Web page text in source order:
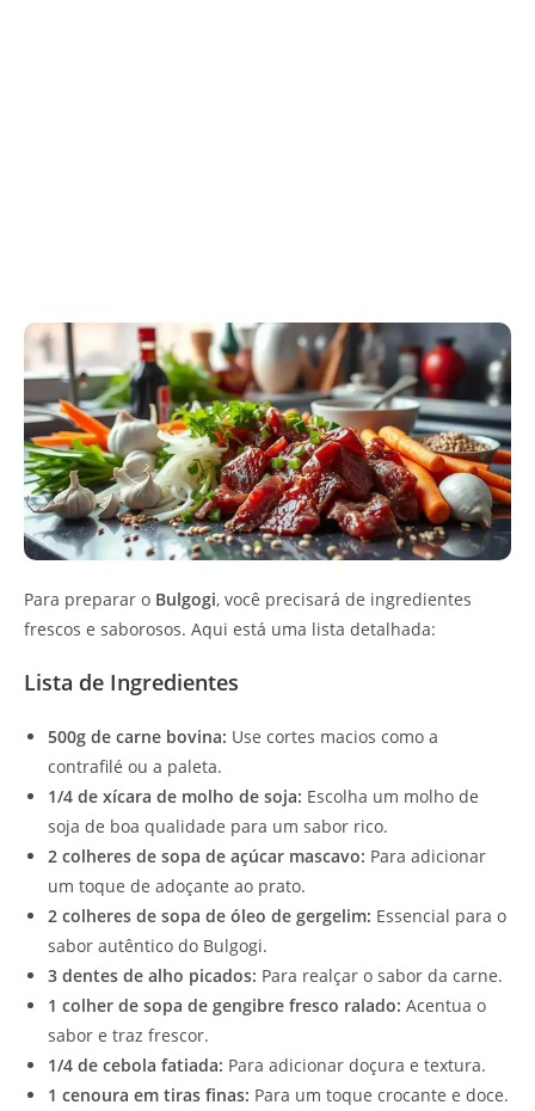
Para preparar o Bulgogi, você precisará de ingredientes
frescos e saborosos. Aqui está uma lista detalhada:
Lista de Ingredientes
500g de carne bovina: Use cortes macios como a
contrafilé ou a paleta.
1/4 de xícara de molho de soja: Escolha um molho de
soja de boa qualidade para um sabor rico.
2 colheres de sopa de açúcar mascavo: Para adicionar
um toque de adoçante ao prato.
2 colheres de sopa de óleo de gergelim: Essencial para o
sabor autêntico do Bulgogi.
3 dentes de alho picados: Para realçar o sabor da carne.
1 colher de sopa de gengibre fresco ralado: Acentua o
sabor e traz frescor.
1/4 de cebola fatiada: Para adicionar doçura e textura.
1 cenoura em tiras finas: Para um toque crocante e doce.